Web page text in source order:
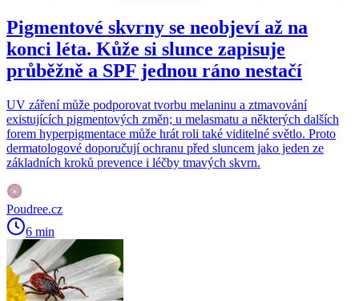
Pigmentové skvrny se neobjeví až na
konci léta. Kůže si slunce zapisuje
průběžně a SPF jednou ráno nestačí
UV záření může podporovat tvorbu melaninu a ztmavování
existujících pigmentových změn; u melasmatu a některých dalších
forem hyperpigmentace může hrát roli také viditelné světlo. Proto
dermatologové doporučují ochranu před sluncem jako jeden ze
základních kroků prevence i léčby tmavých skvrn.
Poudree.cz
6 min